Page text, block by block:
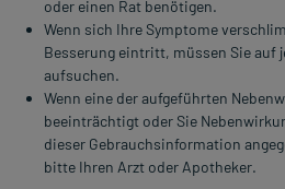
oder einen Rat benötigen.
Wenn sich Ihre Symptome
Besserung eintritt, müssen Sie auf
aufsuchen.
Wenn eine der aufgeführten
beeinträchtigt oder Sie
dieser Gebrauchsinformation
bitte Ihren Arzt oder Apotheker.